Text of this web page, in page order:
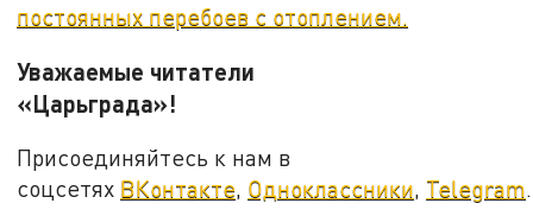
постоянных перебоев с отоплением.
Уважаемые читатели
«Царьграда»!
Присоединяйтесь к нам в
соцсетях ВКонтакте, Одноклассники, Telegram.